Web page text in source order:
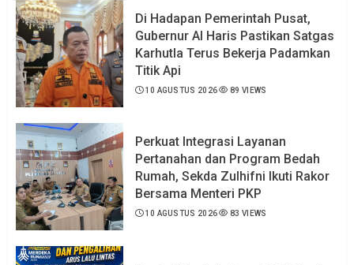
Di Hadapan Pemerintah Pusat,
Gubernur Al Haris Pastikan Satgas
Karhutla Terus Bekerja Padamkan
Titik Api
10 AGUSTUS 2026 89 VIEWS
Perkuat Integrasi Layanan
Pertanahan dan Program Bedah
Rumah, Sekda Zulhifni Ikuti Rakor
Bersama Menteri PKP
10 AGUSTUS 2026 83 VIEWS